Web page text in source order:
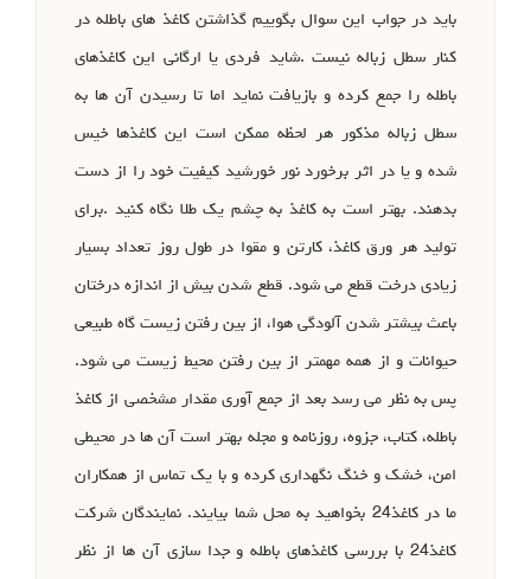
باید در جواب این سوال بگوییم گذاشتن کاغذ های باطله در
کنار سطل زباله نیست .شاید فردی یا ارگانی این کاغذهای
باطله را جمع کرده و بازیافت نماید اما تا رسیدن آن ها به
سطل زباله مذکور هر لحظه ممکن است این کاغذها خیس
شده و یا در اثر برخورد نور خورشید کیفیت خود را از دست
بدهند. بهتر است به کاغذ به چشم یک طلا نگاه کنید .برای
تولید هر ورق کاغذ، کارتن و مقوا در طول روز تعداد بسیار
زیادی درخت قطع می شود. قطع شدن بیش از اندازه درختان
باعث بیشتر شدن آلودگی هوا، از بین رفتن زیست گاه طبیعی
حیوانات و از همه مهمتر از بین رفتن محیط زیست می شود.
پس به نظر می رسد بعد از جمع آوری مقدار مشخصی از کاغذ
باطله، کتاب، جزوه، روزنامه و مجله بهتر است آن ها در محیطی
امن، خشک و خنگ نگهداری کرده و با یک تماس از همکاران
ما در کاغذ24 بخواهید به محل شما بیایند. نمایندگان شرکت
کاغذ24 با بررسی کاغذهای باطله و جدا سازی آن ها از نظر